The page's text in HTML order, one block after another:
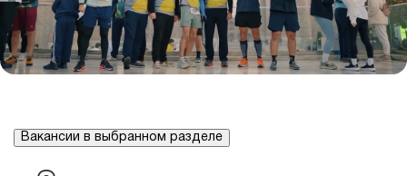
Вакансии в выбранном разделе